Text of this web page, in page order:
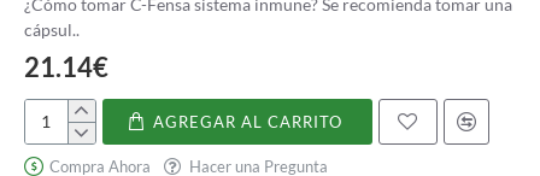
¿Cómo tomar C-Fensa sistema inmune? Se recomienda tomar una
cápsul..
21.14€
Fensa
AGREGAR AL CARRITO
Compra Ahora Hacer una Pregunta